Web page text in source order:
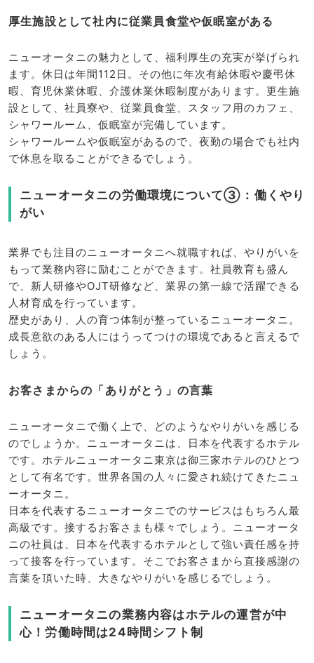
厚生施設として社内に従業員食堂や仮眠室がある
ニューオータニの魅力として、福利厚生の充実が挙げられ
ます。休日は年間112日。その他に年次有給休暇や慶弔休
暇、育児休業休暇、介護休業休暇制度があります。更生施
設として、社員寮や、従業員食堂、スタッフ用のカフェ、
シャワールーム、仮眠室が完備しています。
シャワールームや仮眠室があるので、夜勤の場合でも社内
で休息を取ることができるでしょう。
ニューオータニの労働環境について③：働くやり
がい
業界でも注目のニューオータニへ就職すれば、やりがいを
もって業務内容に励むことができます。社員教育も盛ん
で、新人研修やOJT研修など、業界の第一線で活躍できる
人材育成を行っています。
歴史があり、人の育つ体制が整っているニューオータニ。
成長意欲のある人にはうってつけの環境であると言えるで
しょう。
お客さまからの「ありがとう」の言葉
ニューオータニで働く上で、どのようなやりがいを感じる
のでしょうか。ニューオータニは、日本を代表するホテル
です。ホテルニューオータニ東京は御三家ホテルのひとつ
として有名です。世界各国の人々に愛され続けてきたニュ
ーオータニ。
日本を代表するニューオータニでのサービスはもちろん最
高級です。接するお客さまも様々でしょう。ニューオータ
ニの社員は、日本を代表するホテルとして強い責任感を持
って接客を行っています。そこでお客さまから直接感謝の
言葉を頂いた時、大きなやりがいを感じるでしょう。
ニューオータニの業務内容はホテルの運営が中
心！労働時間は24時間シフト制